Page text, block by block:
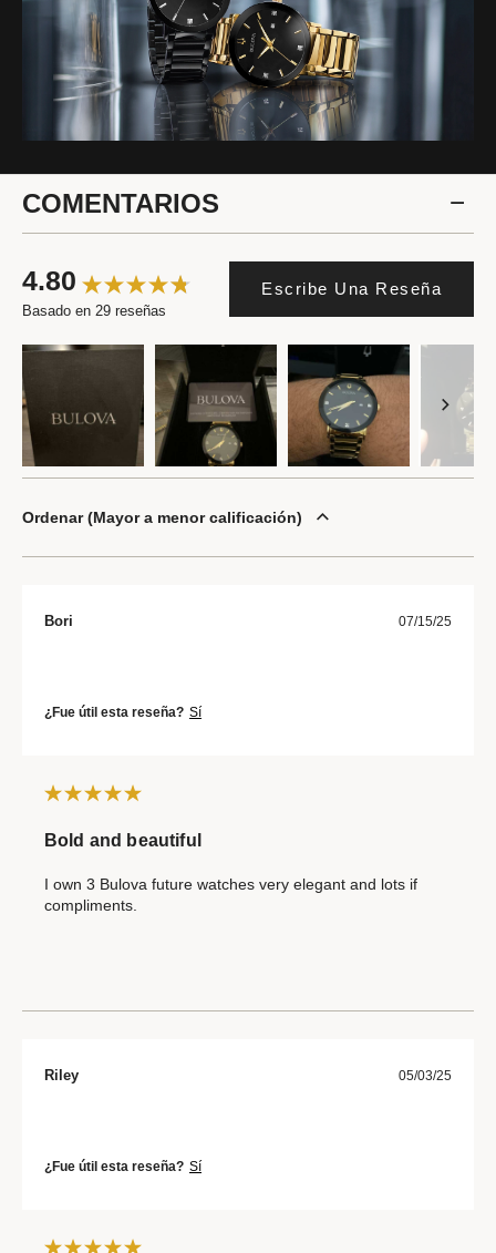
COMENTARIOS
4.80
Basado en 29 reseñas
Escribe Una Reseña
Ordenar Mayor a menor calificación
Bori 07/15/25
¿Fue útil esta reseña? Sí
Bold and beautiful
I own 3 Bulova future watches very elegant and lots if
compliments.
Riley 05/03/25
¿Fue útil esta reseña? Sí